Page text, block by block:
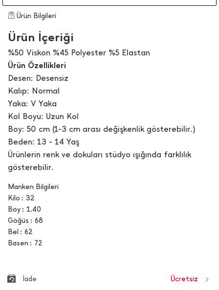
Ürün Bilgileri
Ürün İçeriği
%50 Viskon %45 Polyester %5 Elastan
Ürün Özellikleri
Desen: Desensiz
Kalıp: Normal
Yaka: V Yaka
Kol Boyu: Uzun Kol
Boy: 50 cm (1-3 cm arası değişkenlik gösterebilir.)
Beden: 13 - 14 Yaş
Ürünlerin renk ve dokuları stüdyo ışığında farklılık
gösterebilir.
Manken Bilgileri
Kilo
32
Boy
1.40
Göğüs
68
Bel
62
Basen
72
İade Ücretsiz